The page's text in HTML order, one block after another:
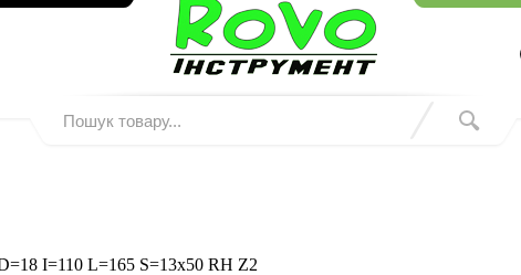
I=110 L=165 S=13x50 RH Z2